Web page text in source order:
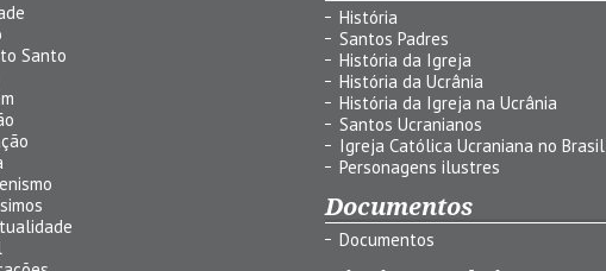
Santo
História
Santos Padres
História da Igreja
História da Ucrânia
História da Igreja na Ucrânia
Santos Ucranianos
Igreja Católica Ucraniana no Brasil
Personagens ilustres
Documentos
Documentos